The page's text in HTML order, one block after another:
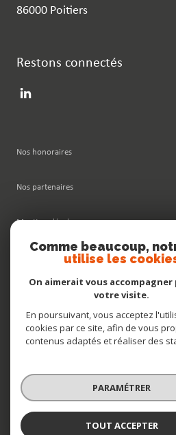
86000 Poitiers
Restons connectés
Nos honoraires
Nos partenaires
Mentions légales
Cookies
© 2026 | Tous droits réservés
Réalisé par
Comme beaucoup,
utilise les
On aimerait vous
votre visite.
En poursuivant, vous acceptez
cookies par ce site, afin de vous
contenus adaptés et réaliser des
PARAMÉTRER
TOUT ACCEPTER